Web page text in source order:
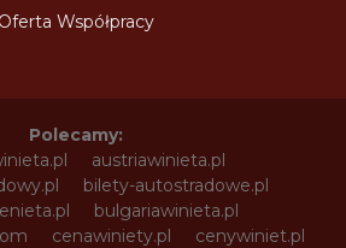
Oferta Współpracy
Polecamy:
austriawinieta.pl
bilety-autostradowe.pl
bulgariawinieta.pl
cenawiniety.pl
cenywiniet.pl